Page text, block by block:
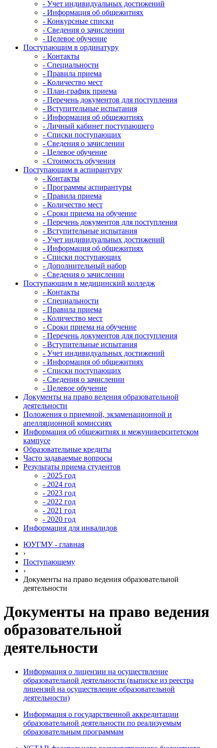
- Учет индивидуальных достижений
- Информация об общежитиях
- Конкурсные списки
- Сведения о зачислении
- Целевое обучение
Поступающим в ординатуру
- Контакты
- Специальности
- Правила приема
- Количество мест
- План-график приема
- Перечень документов для поступления
- Вступительные испытания
- Информация об общежитиях
- Личный кабинет поступающего
- Списки поступающих
- Сведения о зачислении
- Целевое обучение
- Стоимость обучения
Поступающим в аспирантуру
- Контакты
- Программы аспирантуры
- Правила приема
- Количество мест
- Сроки приема на обучение
- Перечень документов для поступления
- Вступительные испытания
- Учет индивидуальных достижений
- Информация об общежитиях
- Списки поступающих
- Дополнительный набор
- Сведения о зачислении
Поступающим в медицинский колледж
- Контакты
- Специальности
- Правила приема
- Количество мест
- Сроки приема на обучение
- Перечень документов для поступления
- Вступительные испытания
- Учет индивидуальных достижений
- Информация об общежитиях
- Списки поступающих
- Сведения о зачислении
- Целевое обучение
Документы на право ведения образовательной
деятельности
Положения о приемной, экзаменационной и
апелляционной комиссиях
Информация об общежитиях и межуниверситетском
кампусе
Образовательные кредиты
Часто задаваемые вопросы
Результаты приема студентов
- 2025 год
- 2024 год
- 2023 год
- 2022 год
- 2021 год
- 2020 год
Информация для инвалидов
ЮУГМУ - главная
›
Поступающему
›
Документы на право ведения образовательной
деятельности
Документы на право ведения
образовательной
деятельности
Информация о лицензии на осуществление
образовательной деятельности (выписке из реестра
лицензий на осуществление образовательной
деятельности)
Информация о государственной аккредитации
образовательной деятельности по реализуемым
образовательным программам